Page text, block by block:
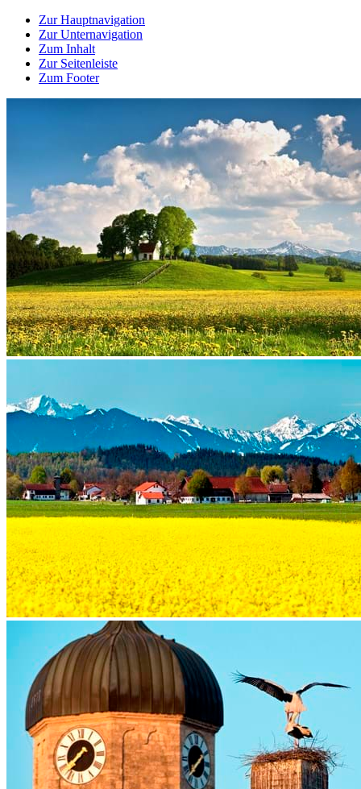
Zur Hauptnavigation
Zur Unternavigation
Zum Inhalt
Zur Seitenleiste
Zum Footer